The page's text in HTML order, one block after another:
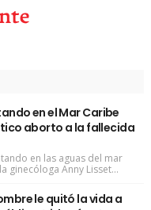
en el Mar Caribe
aborto a la fallecida
en las aguas del mar
ginecóloga Anny Lisset...
le quitó la vida a